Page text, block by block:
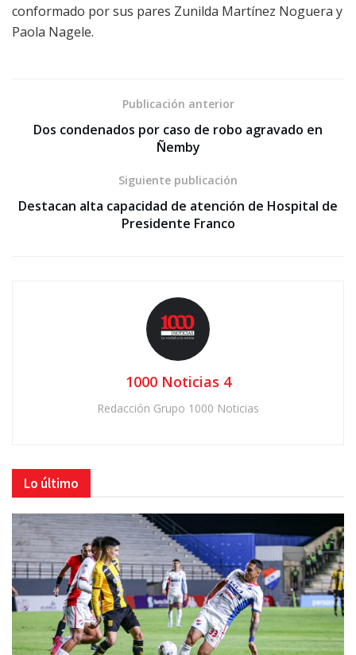
conformado por sus pares Zunilda Martínez Noguera y
Paola Nagele.
Publicación anterior
Dos condenados por caso de robo agravado en
Ñemby
Siguiente publicación
Destacan alta capacidad de atención de Hospital de
Presidente Franco
1000 Noticias 4
Redacción Grupo 1000 Noticias
Lo último